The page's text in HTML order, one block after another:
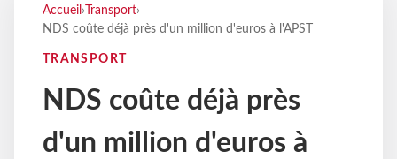
Accueil › Transport›
NDS coûte déjà près d'un million d'euros à l'APST
TRANSPORT
NDS coûte déjà près
d'un million d'euros à